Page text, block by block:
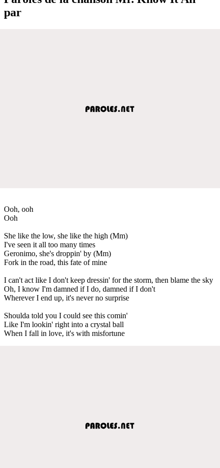
par
Ooh, ooh
Ooh
She like the low, she like the high (Mm)
I've seen it all too many times
Geronimo, she's droppin' by (Mm)
Fork in the road, this fate of mine
I can't act like I don't keep dressin' for the storm, then blame the sky
Oh, I know I'm damned if I do, damned if I don't
Wherever I end up, it's never no surprise
Shoulda told you I could see this comin'
Like I'm lookin' right into a crystal ball
When I fall in love, it's with misfortune